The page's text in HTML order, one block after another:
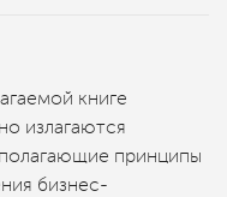
книге
излагаются
принципы
бизнес-